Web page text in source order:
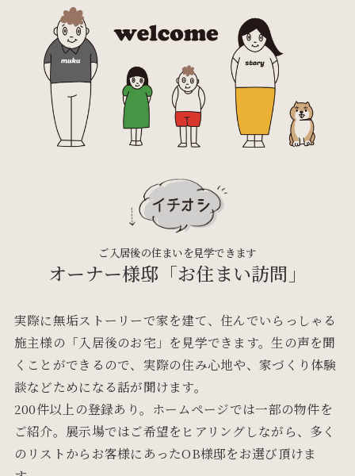
ご入居後の住まいを見学できます
オーナー様邸 「お住まい訪問」
実際に無垢ストーリーで家を建て、住んでいらっしゃる
施主様の「入居後のお宅」を見学できます。生の声を聞
くことができるので、実際の住み心地や、家づくり体験
談などためになる話が聞けます。
200件以上の登録あり。ホームページでは一部の物件を
ご紹介。展示場ではご希望をヒアリングしながら、多く
のリストからお客様にあったOB様邸をお選び頂けま